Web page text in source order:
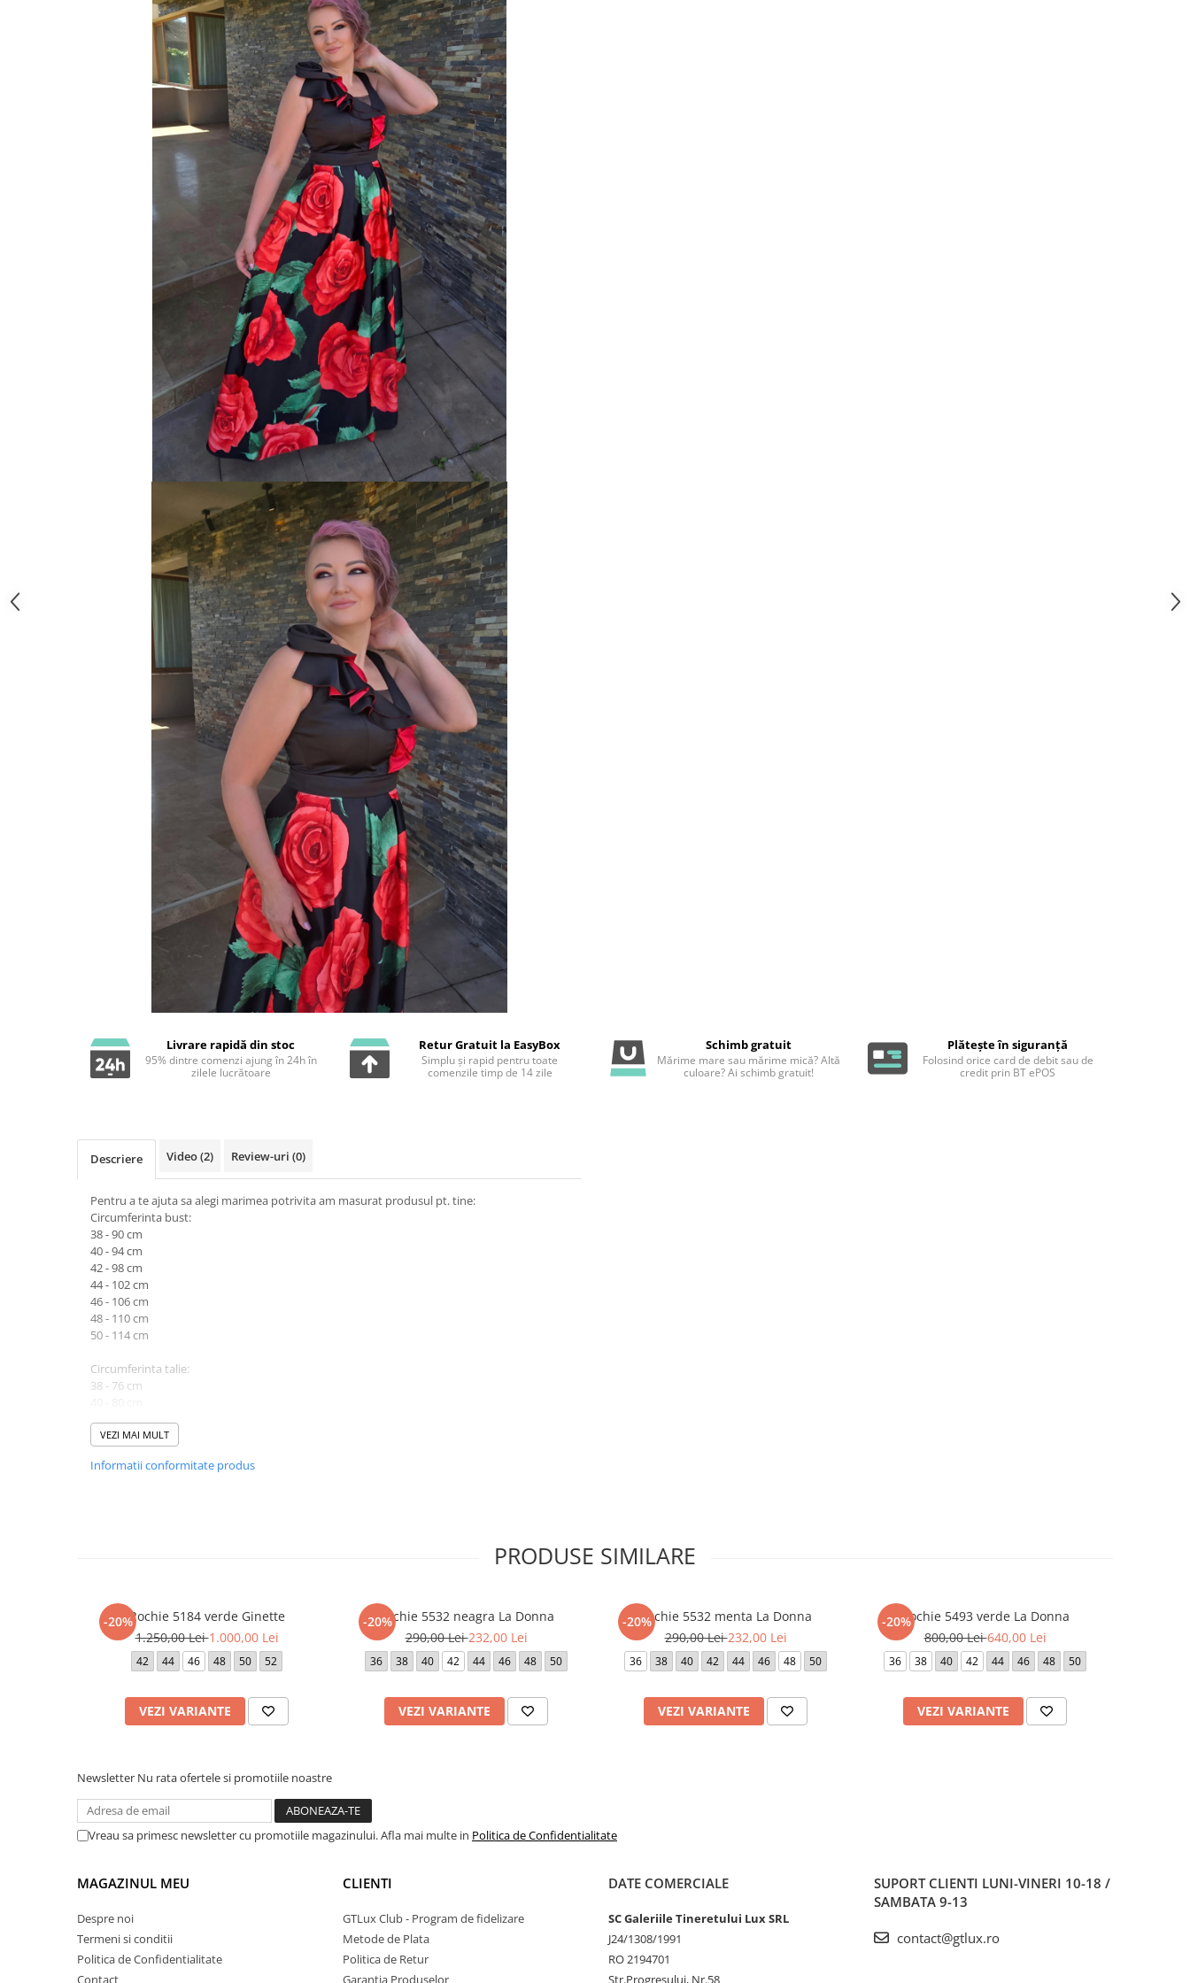
Livrare rapidă din stoc
95% dintre comenzi ajung în 24h în
zilele lucrătoare
Retur Gratuit la EasyBox
Simplu și rapid pentru toate
comenzile timp de 14 zile
Schimb gratuit
Mărime mare sau mărime mică? Altă
culoare? Ai schimb gratuit!
Plătește în siguranță
Folosind orice card de debit sau de
credit prin BT ePOS
Descriere Video(2) Review-uri (0)
Pentru a te ajuta sa alegi marimea potrivita am masurat produsul pt. tine:
Circumferinta bust:
38 - 90 cm
40 - 94 cm
42 - 98 cm
44 - 102 cm
46 - 106 cm
48 - 110 cm
50 - 114 cm
Circumferinta talie:
38 - 76 cm
42 - 86 cm
44 - 90 cm
48 - 98 cm
Atentie! Nuanta produsului poate diferi usor, in functie de dispozitivul de pe care este
VEZI MAI MULT
Informatii conformitate produs
PRODUSE SIMILARE
-20%Rochie 5184 verde Ginette
1.250,00 Lei1.000,00 Lei
42 44 46 48 50 52
VEZI VARIANTE
-20%Rochie 5532 neagra La Donna
290,00 Lei232,00 Lei
36 38 40 42 44 46 48 50
VEZI VARIANTE
-20%Rochie 5532 menta La Donna
290,00 Lei232,00 Lei
36 38 40 42 44 46 48 50
VEZI VARIANTE
-20%Rochie 5493 verde La Donna
800,00 Lei640,00 Lei
36 38 40 42 44 46 48 50
VEZI VARIANTE
Newsletter Nu rata ofertele si promotiile noastre
Vreau sa primesc newsletter cu promotiile magazinului. Afla mai multe in Politica de Confidentialitate
MAGAZINUL MEU
Despre noi
Termeni si conditii
Politica de Confidentialitate
Contact
CLIENTI
GTLux Club - Program de fidelizare
Metode de Plata
Politica de Retur
Garantia Produselor
DATE COMERCIALE
SC Galeriile Tineretului Lux SRL
J24/1308/1991
RO 2194701
Str.Progresului, Nr.58
SUPORT CLIENTI LUNI-VINERI 10-18 /
SAMBATA 9-13
contact@gtlux.ro